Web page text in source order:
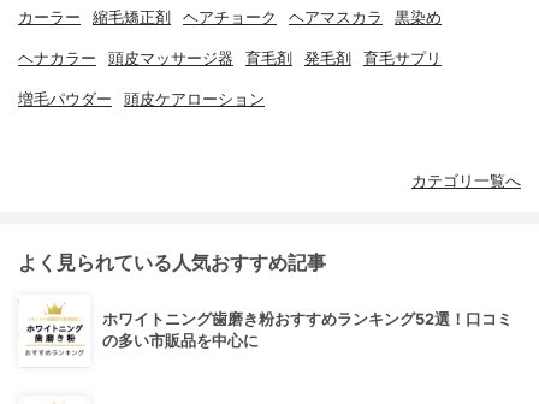
カーラー 縮毛矯正剤 ヘアチョーク ヘアマスカラ 黒染め
ヘナカラー 頭皮マッサージ器 育毛剤 発毛剤 育毛サプリ
増毛パウダー 頭皮ケアローション
カテゴリ一覧へ
よく見られている人気おすすめ記事
ホワイトニング歯磨き粉おすすめランキング52選！口コミ
の多い市販品を中心に